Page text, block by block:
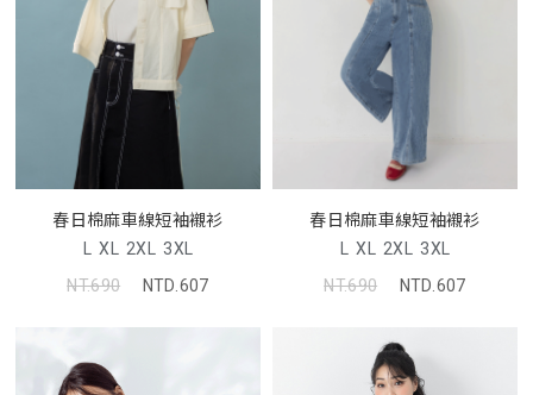
春日棉麻車線短袖襯衫
L XL 2XL 3XL
NT.690
NTD.607
春日棉麻車線短袖襯衫
L XL 2XL 3XL
NT.690
NTD.607